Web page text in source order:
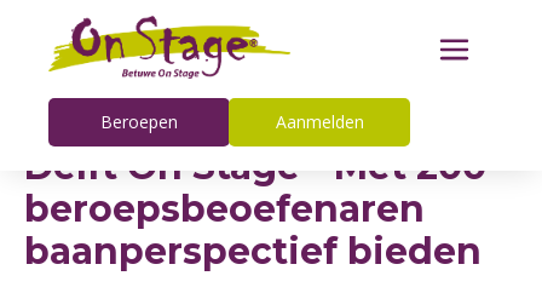
Beroepen Aanmelden
Delft On Stage - Met 200
beroepsbeoefenaren
baanperspectief bieden